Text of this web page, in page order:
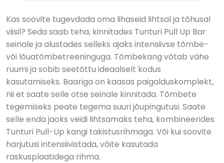
Kas soovite tugevdada oma lihaseid lihtsal ja tõhusal
viisil? Seda saab teha, kinnitades Tunturi Pull Up Bar
seinale ja alustades selleks ajaks intensiivse tõmbe-
või lõuatõmbetreeninguga. Tõmbekang võtab vähe
ruumi ja sobib seetõttu ideaalselt kodus
kasutamiseks. Baariga on kaasas paigalduskomplekt,
nii et saate selle otse seinale kinnitada. Tõmbete
tegemiseks peate tegema suuri jõupingutusi. Saate
selle enda jaoks veidi lihtsamaks teha, kombineerides
Tunturi Pull-Up kangi takistusrihmaga. Või kui soovite
harjutusi intensiivistada, võite kasutada
raskusplaatidega rihma.